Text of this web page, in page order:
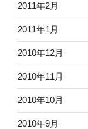
2011年2月
2011年1月
2010年12月
2010年11月
2010年10月
2010年9月